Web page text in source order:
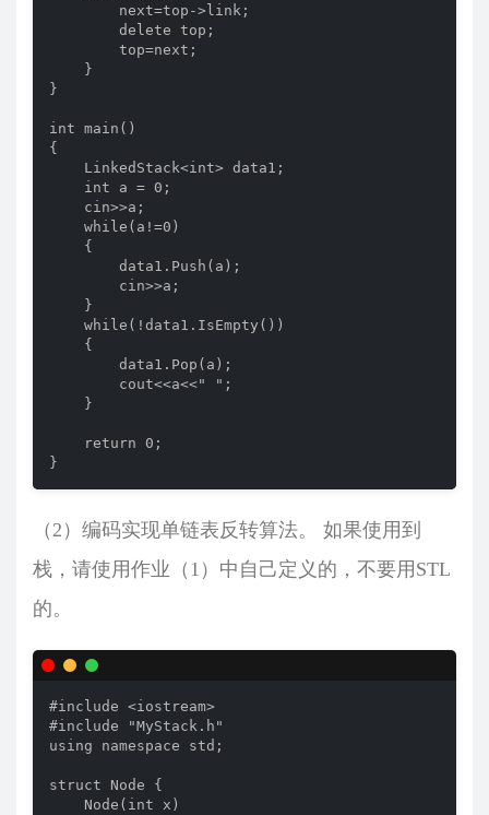
        next=top->link;
        delete top;
        top=next;
    }
}
int main()
{
    LinkedStack<int> data1;
    int a = 0;
    cin>>a;
    while(a!=0)
    {
        data1.Push(a);
        cin>>a;
    }
    while(!data1.IsEmpty())
    {
        data1.Pop(a);
        cout<<a<<" ";
    }
    return 0;
}
（2）编码实现单链表反转算法。 如果使用到
栈，请使用作业（1）中自己定义的，不要用STL
的。
#include <iostream>
#include "MyStack.h"
using namespace std;
struct Node {
    Node(int x)